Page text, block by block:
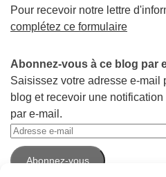
Pour recevoir notre lettre
complétez ce formulaire
Abonnez-vous à ce blog par
Saisissez votre adresse e-mail
blog et recevoir une
par e-mail.
Adresse
e-
mailAbonnez-vous